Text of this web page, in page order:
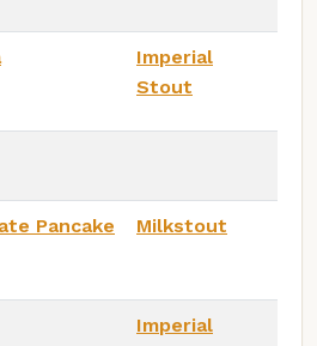
Imperial
Stout
Pancake
Milkstout
Imperial